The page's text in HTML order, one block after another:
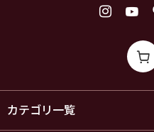
カテゴリ一覧